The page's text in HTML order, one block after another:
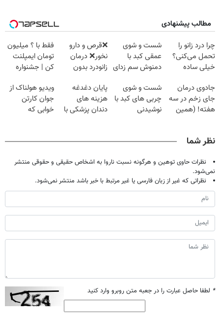
مطالب پیشنهادی
چرا درد زانو را
تحمل می‌کنی؟
خیلی ساده
کن
شست و شوی
عمقی کبد با
دمنوش سم زدای
❌قرص‌ و دارو
نخور❌ درمان
زانودرد بدون
فقط با ؟ میلیون
تومان ایمپلنت
کن | جشنواره
جادوی درمان
جای زخم در سه
هفته! (همین
شست و شوی
چربی های کبد با
نوشیدنی
پایان دغدغه
هزینه های
دندان پزشکی با
ویدیو هولناک از
جوان کارتن
خوابی که
نظر شما
نظرات حاوی توهین و هرگونه نسبت ناروا به اشخاص حقیقی و حقوقی منتشر
نمی‌شود.
نظراتی که غیر از زبان فارسی یا غیر مرتبط با خبر باشد منتشر نمی‌شود.
* لطفا حاصل عبارت را در جعبه متن روبرو وارد کنید